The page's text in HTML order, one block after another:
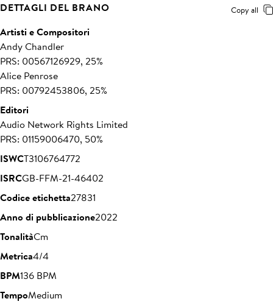
DETTAGLI DEL BRANO Copy all
Artisti e Compositori
Andy Chandler
PRS: 00567126929, 25%
Alice Penrose
PRS: 00792453806, 25%
Editori
Audio Network Rights Limited
PRS: 01159006470, 50%
ISWCT3106764772
ISRCGB-FFM-21-46402
Codice etichetta27831
Anno di pubblicazione2022
TonalitàCm
Metrica4/4
BPM136 BPM
TempoMedium